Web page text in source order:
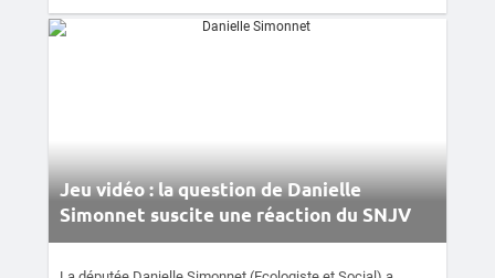
Jeu vidéo : la question de Danielle
Simonnet suscite une réaction du SNJV